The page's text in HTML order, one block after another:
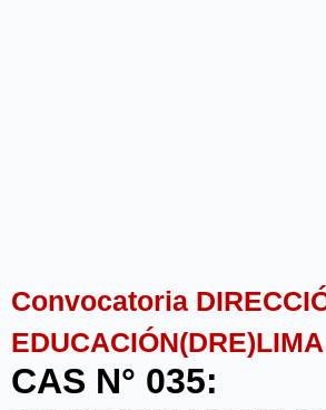
Convocatoria
EDUCACIÓN(DRE)LIMA
CAS N° 035: